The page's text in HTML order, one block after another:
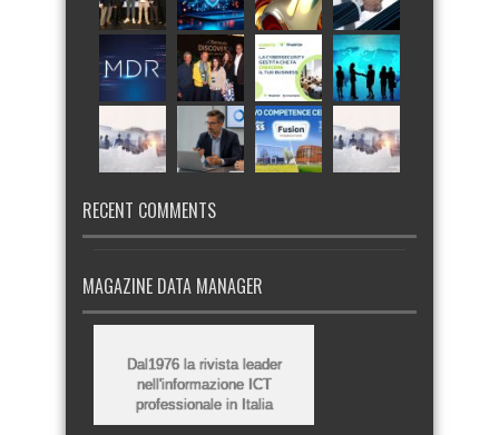
RECENT COMMENTS
MAGAZINE DATA MANAGER
Dal1976 la rivista leader
nell'informazione ICT
professionale in Italia